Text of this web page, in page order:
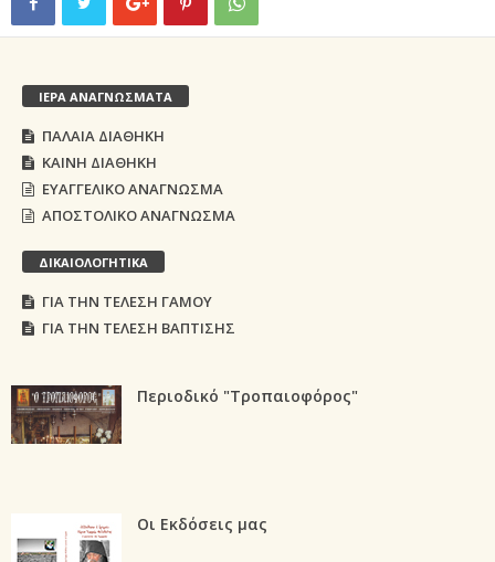
ΙΕΡΑ ΑΝΑΓΝΩΣΜΑΤΑ
ΠΑΛΑΙΑ ΔΙΑΘΗΚΗ
ΚΑΙΝΗ ΔΙΑΘΗΚΗ
ΕΥΑΓΓΕΛΙΚΟ ΑΝΑΓΝΩΣΜΑ
ΑΠΟΣΤΟΛΙΚΟ ΑΝΑΓΝΩΣΜΑ
ΔΙΚΑΙΟΛΟΓΗΤΙΚΑ
ΓΙΑ ΤΗΝ ΤΕΛΕΣΗ ΓΑΜΟΥ
ΓΙΑ ΤΗΝ ΤΕΛΕΣΗ ΒΑΠΤΙΣΗΣ
Περιοδικό "Τροπαιοφόρος"
Οι Εκδόσεις μας